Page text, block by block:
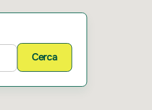
Cerca